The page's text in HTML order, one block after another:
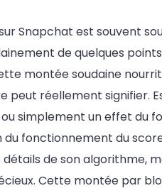
Snapchat est souvent
de quelques
montée soudaine
peut réellement signifier.
simplement un effet du
fonctionnement du
de son algorithme,
Cette montée par